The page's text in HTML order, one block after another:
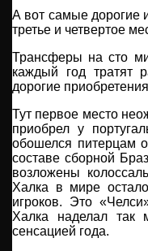
А вот самые дорогие
третье и четвертое
Трансферы на сто
каждый год тратят
дорогие
Тут первое место
приобрел у
обошелся питерцам
составе сборной
возложены
Халка в мире
игроков. Это
Халка наделал так
сенсацией года.